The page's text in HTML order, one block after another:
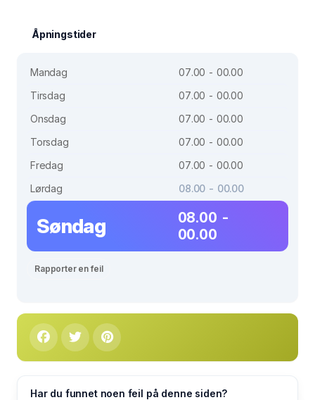
Åpningstider
Mandag
07.00 - 00.00
Tirsdag
07.00 - 00.00
Onsdag
07.00 - 00.00
Torsdag
07.00 - 00.00
Fredag
07.00 - 00.00
Lørdag
08.00 - 00.00
Søndag
08.00 -
00.00
Rapporter en feil
Har du funnet noen feil på denne siden?